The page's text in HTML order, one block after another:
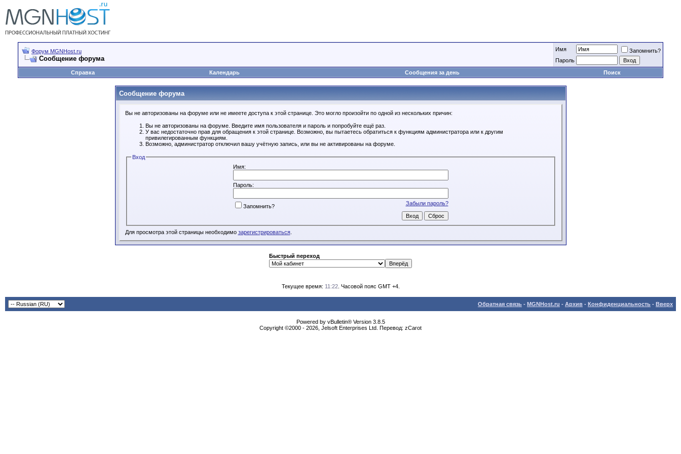
Форум MGNHost.ru
Сообщение форума
Имя
Запомнить?
Пароль
Справка
Календарь Сообщения за день Поиск
Сообщение форума
Вы не авторизованы на форуме или не имеете доступа к этой странице. Это могло произойти по одной из нескольких причин:
Вы не авторизованы на форуме. Введите имя пользователя и пароль и попробуйте ещё раз.
У вас недостаточно прав для обращения к этой странице. Возможно, вы пытаетесь обратиться к функциям администратора или к другим
привилегированным функциям.
Возможно, администратор отключил вашу учётную запись, или вы не активированы на форуме.
Вход
Имя:
Пароль:
Забыли пароль?
Запомнить?
Для просмотра этой страницы необходимо зарегистрироваться.
Быстрый переход
Текущее время: 11:22. Часовой пояс GMT +4.
Обратная связь - MGNHost.ru - Архив - Конфиденциальность - Вверх
Powered by vBulletin® Version 3.8.5
Copyright ©2000 - 2026, Jelsoft Enterprises Ltd. Перевод: zCarot